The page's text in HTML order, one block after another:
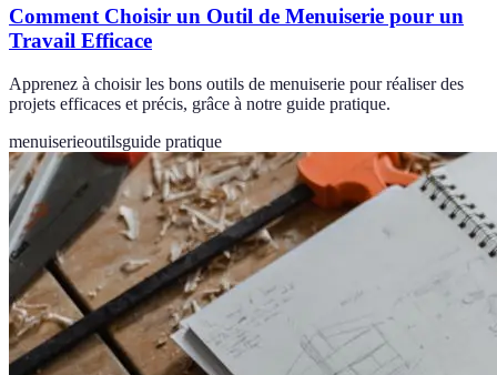
Comment Choisir un Outil de Menuiserie pour un
Travail Efficace
Apprenez à choisir les bons outils de menuiserie pour réaliser des
projets efficaces et précis, grâce à notre guide pratique.
menuiserieoutilsguide pratique